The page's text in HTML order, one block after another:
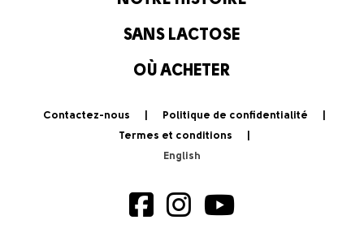
SANS LACTOSE
OÙ ACHETER
Contactez-nous
Politique de confidentialité
Termes et conditions